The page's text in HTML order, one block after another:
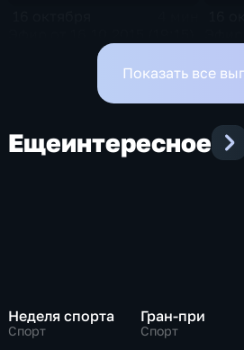
Показать все
Ещеинтересное
Неделя спорта
Спорт
Гран-при
Спорт